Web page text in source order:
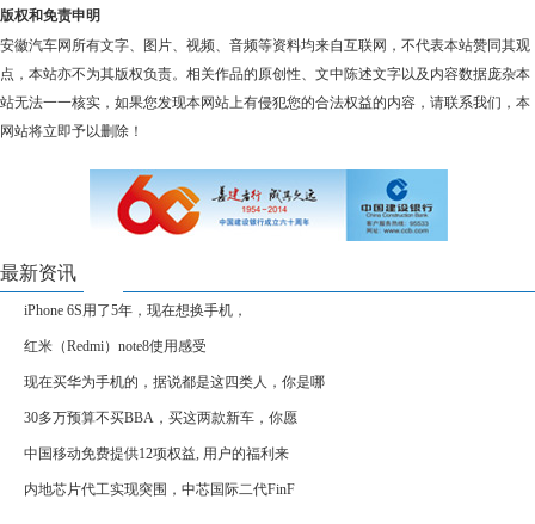
版权和免责申明
安徽汽车网所有文字、图片、视频、音频等资料均来自互联网，不代表本站赞同其观
点，本站亦不为其版权负责。相关作品的原创性、文中陈述文字以及内容数据庞杂本
站无法一一核实，如果您发现本网站上有侵犯您的合法权益的内容，请联系我们，本
网站将立即予以删除！
最新资讯
iPhone 6S用了5年，现在想换手机，
红米（Redmi）note8使用感受
现在买华为手机的，据说都是这四类人，你是哪
30多万预算不买BBA，买这两款新车，你愿
中国移动免费提供12项权益, 用户的福利来
内地芯片代工实现突围，中芯国际二代FinF